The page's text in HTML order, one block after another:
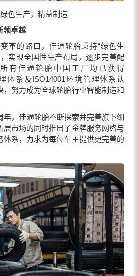
生产，精益制造
领卓越
的路口，佳通轮胎秉持“绿色生
实现全国性生产布局，逐步完善配
有佳通轮胎中国工厂均已获得
体系及ISO14001环境管理体系认
，努力成为全球轮胎行业智能制造和
，佳通轮胎不断探索并完善旗下细
展市场的同时推出了金牌服务网络与
体系，力求为每位车主提供更完善的